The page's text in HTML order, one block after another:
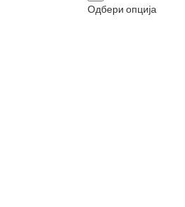
Одбери опција